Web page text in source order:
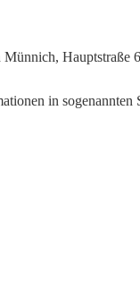
Hauptstraße
in